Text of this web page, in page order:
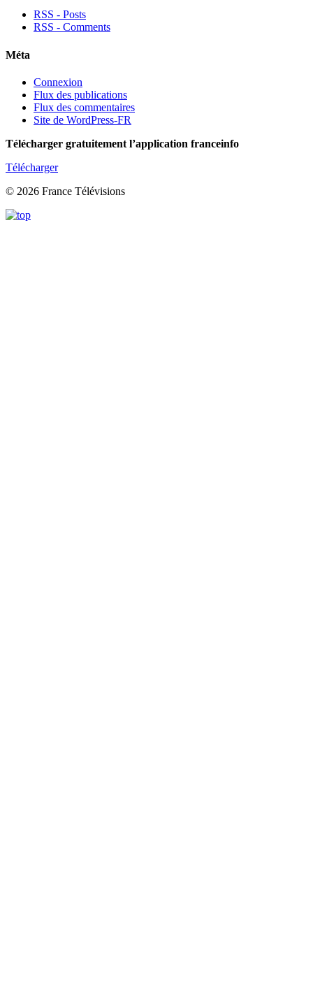
RSS - Posts
RSS - Comments
Méta
Connexion
Flux des publications
Flux des commentaires
Site de WordPress-FR
Télécharger gratuitement l’application franceinfo
Télécharger
© 2026 France Télévisions